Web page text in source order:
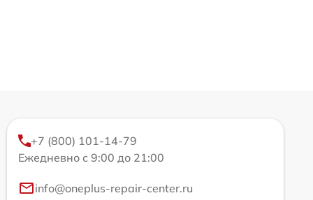
+7 (800) 101-14-79
Ежедневно с 9:00 до 21:00
info@oneplus-repair-center.ru